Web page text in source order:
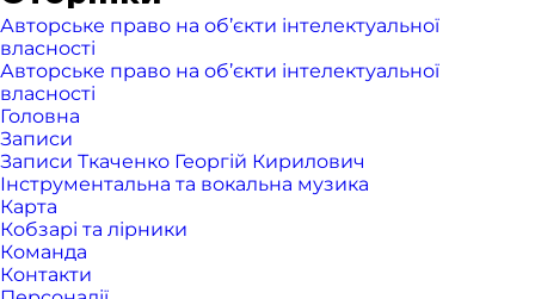
Авторське право на об’єкти інтелектуальної
власності
Авторське право на об’єкти інтелектуальної
власності
Головна
Записи
Записи Ткаченко Георгій Кирилович
Інструментальна та вокальна музика
Карта
Кобзарі та лірники
Команда
Контакти